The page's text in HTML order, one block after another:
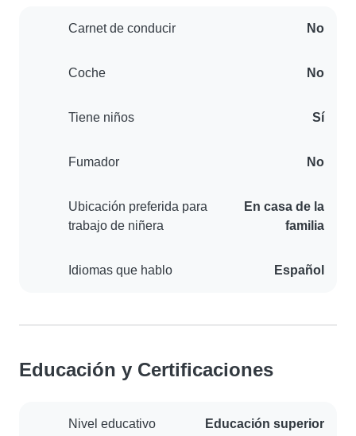
Carnet de conducir No
Coche No
Tiene niños Sí
Fumador No
Ubicación preferida para
trabajo de niñera
En casa de la
familia
Idiomas que hablo Español
Educación y Certificaciones
Nivel educativo Educación superior